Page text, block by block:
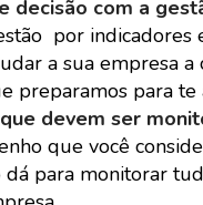
decisão com a
por
a sua empresa a
preparamos para
devem ser
que você
para monitorar